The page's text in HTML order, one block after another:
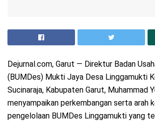
Dejurnal.com, Garut — Direktur Badan
(BUMDes) Mukti Jaya Desa Linggamukti
Sucinaraja, Kabupaten Garut, Muhammad
menyampaikan perkembangan serta arah
pengelolaan BUMDes Linggamukti yang